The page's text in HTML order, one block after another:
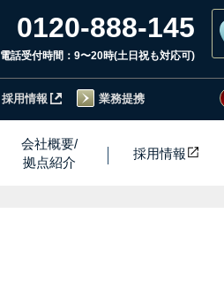
0120-888-145
電話受付時間：9〜20時(土日祝も対応可)
採用情報 業務提携
会社概要/
拠点紹介
採用情報